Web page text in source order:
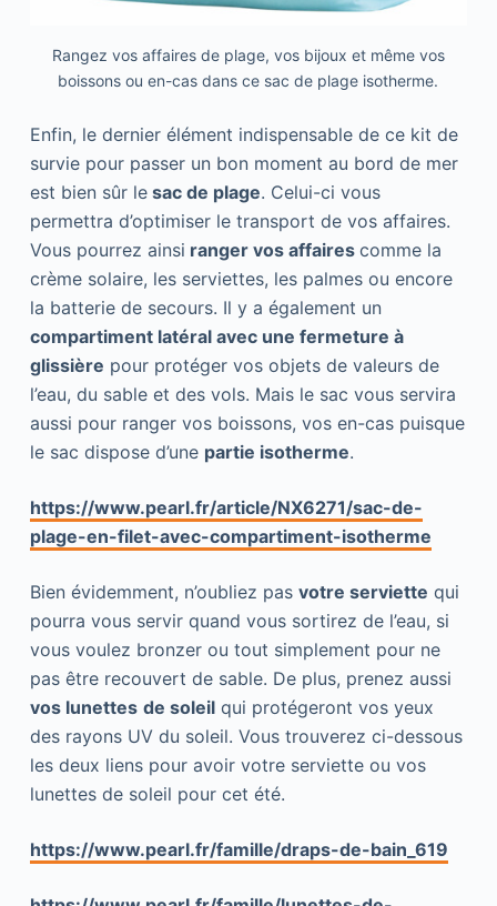
Rangez vos affaires de plage, vos bijoux et même vos
boissons ou en-cas dans ce sac de plage isotherme.
Enfin, le dernier élément indispensable de ce kit de
survie pour passer un bon moment au bord de mer
est bien sûr lesac de plage. Celui-ci vous
permettra d’optimiser le transport de vos affaires.
Vous pourrez ainsi ranger vos affaires comme la
crème solaire, les serviettes, les palmes ou encore
la batterie de secours. Il y a également un
compartiment latéral avec une fermeture à
glissière pour protéger vos objets de valeurs de
l’eau, du sable et des vols. Mais le sac vous servira
aussi pour ranger vos boissons, vos en-cas puisque
le sac dispose d’une partie isotherme.
https://www.pearl.fr/article/NX6271/sac-de-
plage-en-filet-avec-compartiment-isotherme
Bien évidemment, n’oubliez pas votre serviette qui
pourra vous servir quand vous sortirez de l’eau, si
vous voulez bronzer ou tout simplement pour ne
pas être recouvert de sable. De plus, prenez aussi
vos lunettes de soleilqui protégeront vos yeux
des rayons UV du soleil. Vous trouverez ci-dessous
les deux liens pour avoir votre serviette ou vos
lunettes de soleil pour cet été.
https://www.pearl.fr/famille/draps-de-bain_619